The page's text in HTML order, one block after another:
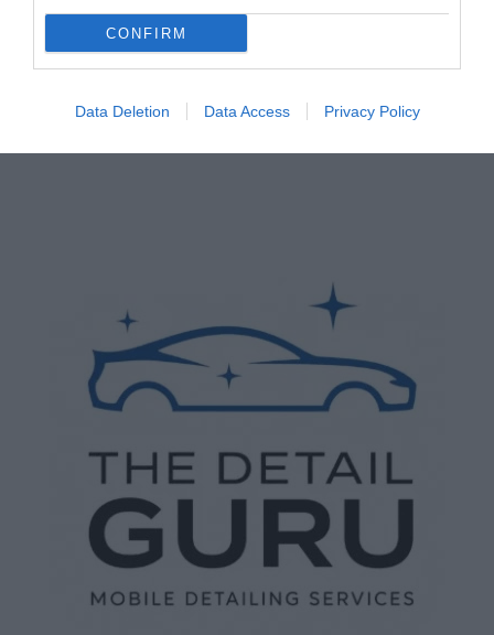
CONFIRM
Data Deletion Data Access Privacy Policy